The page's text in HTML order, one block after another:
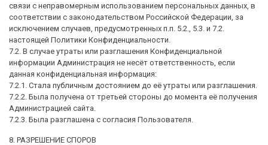
связи с неправомерным использованием персональных данных, в
соответствии с законодательством Российской Федерации, за
исключением случаев, предусмотренных п.п. 5.2., 5.3. и 7.2.
настоящей Политики Конфиденциальности.
7.2. В случае утраты или разглашения Конфиденциальной
информации Администрация не несёт ответственность, если
данная конфиденциальная информация:
7.2.1. Стала публичным достоянием до её утраты или разглашения.
7.2.2. Была получена от третьей стороны до момента её получения
Администрацией сайта.
7.2.3. Была разглашена с согласия Пользователя.
8. РАЗРЕШЕНИЕ СПОРОВ